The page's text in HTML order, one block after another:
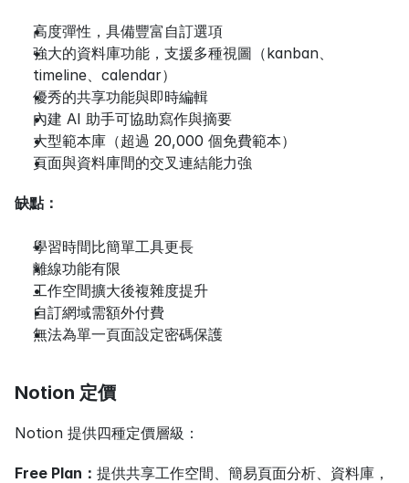
高度彈性，具備豐富自訂選項
強大的資料庫功能，支援多種視圖（kanban、
timeline、calendar）
優秀的共享功能與即時編輯
內建 AI 助手可協助寫作與摘要
大型範本庫（超過 20,000 個免費範本）
頁面與資料庫間的交叉連結能力強
缺點：
學習時間比簡單工具更長
離線功能有限
工作空間擴大後複雜度提升
自訂網域需額外付費
無法為單一頁面設定密碼保護
Notion 定價
Notion 提供四種定價層級：
Free Plan： 提供共享工作空間、簡易頁面分析、資料庫，